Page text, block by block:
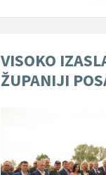
VISOKO
ŽUPANIJI